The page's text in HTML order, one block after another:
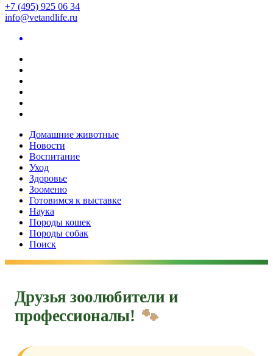
+7 (495) 925 06 34
info@vetandlife.ru
Домашние животные
Новости
Воспитание
Уход
Здоровье
Зооменю
Готовимся к выставке
Наука
Породы кошек
Породы собак
Поиск
Друзья зоолюбители и
профессионалы!